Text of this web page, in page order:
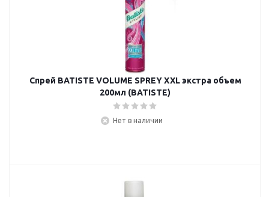
Спрей BATISTE VOLUME SPREY XXL экстра объем
200мл (BATISTE)
Нет в наличии